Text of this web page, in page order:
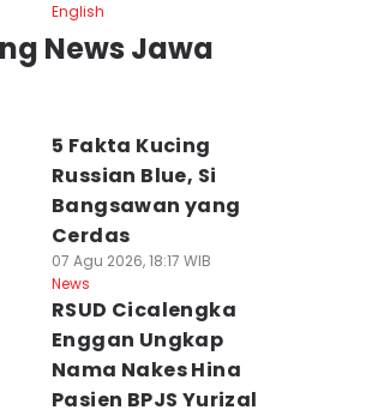
English
News Jawa
5 Fakta Kucing
Russian Blue, Si
Bangsawan yang
Cerdas
07 Agu 2026, 18:17 WIB
News
RSUD Cicalengka
Enggan Ungkap
Nama Nakes Hina
Pasien BPJS Yurizal